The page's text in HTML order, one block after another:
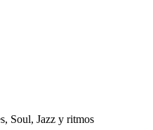
Soul, Jazz y ritmos